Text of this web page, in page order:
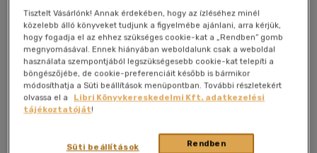
Angol(1489)
Angol-amerikai(1)
Dán(1)
Francia(45)
Holland(5)
The Intruder
Könyv
Kartal kalandos esküvője
Tisztelt Vásárlónk! Annak érdekében, hogy az ízléséhez minél
közelebb álló könyveket tudjunk a figyelmébe ajánlani, arra kérjük,
hogy fogadja el az ehhez szükséges cookie-kat a „Rendben” gomb
megnyomásával. Ennek hiányában weboldalunk csak a weboldal
használata szempontjából legszükségesebb cookie-kat telepíti a
böngészőjébe, de cookie-preferenciáit később is bármikor
módosíthatja a Süti beállítások menüpontban. További részletekért
olvassa el a
Libri Könyvkereskedelmi Kft. adatkezelési
tájékoztatóját!
Rendben
Süti beállítások